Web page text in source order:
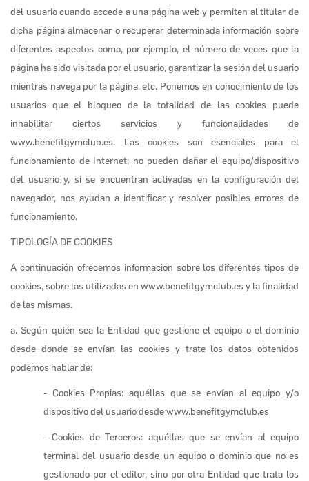
del usuario cuando accede a una página web y permiten al titular de
dicha página almacenar o recuperar determinada información sobre
diferentes aspectos como, por ejemplo, el número de veces que la
página ha sido visitada por el usuario, garantizar la sesión del usuario
mientras navega por la página, etc. Ponemos en conocimiento de los
usuarios que el bloqueo de la totalidad de las cookies puede
inhabilitar ciertos servicios y funcionalidades de
www.benefitgymclub.es. Las cookies son esenciales para el
funcionamiento de Internet; no pueden dañar el equipo/dispositivo
del usuario y, si se encuentran activadas en la configuración del
navegador, nos ayudan a identificar y resolver posibles errores de
funcionamiento.
TIPOLOGÍA DE COOKIES
A continuación ofrecemos información sobre los diferentes tipos de
cookies, sobre las utilizadas en www.benefitgymclub.es y la finalidad
de las mismas.
a. Según quién sea la Entidad que gestione el equipo o el dominio
desde donde se envían las cookies y trate los datos obtenidos
podemos hablar de:
- Cookies Propias: aquéllas que se envían al equipo y/o
dispositivo del usuario desde www.benefitgymclub.es
- Cookies de Terceros: aquéllas que se envían al equipo
terminal del usuario desde un equipo o dominio que no es
gestionado por el editor, sino por otra Entidad que trata los